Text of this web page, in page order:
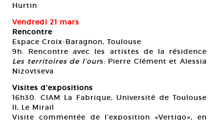
Hurtin
Vendredi 21 mars
Rencontre
Espace Croix-Baragnon, Toulouse
9h. Rencontre avec les artistes de la résidence
Les territoires de l’ours: Pierre Clément et Alessia
Nizovtseva
Visites d’expositions
16h30. CIAM La Fabrique, Université de Toulouse
II, Le Mirail
Visite commentée de l’exposition «Vertigo», en